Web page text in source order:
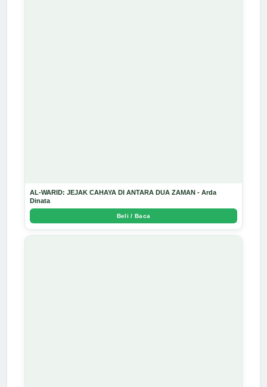
AL-WARID: JEJAK CAHAYA DI ANTARA DUA ZAMAN - Arda
Dinata
Beli / Baca